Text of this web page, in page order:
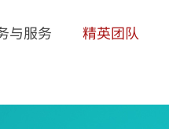
与服务 精英团队